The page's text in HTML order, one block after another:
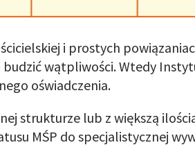
i prostych
wątpliwości. Wtedy
oświadczenia.
strukturze lub z większą
MŚP do specjalistycznej